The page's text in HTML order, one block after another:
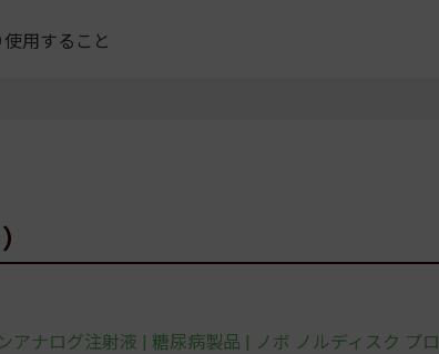
用すること
アナログ注射液 | 糖尿病製品 | ノボ ノルディスク プロ